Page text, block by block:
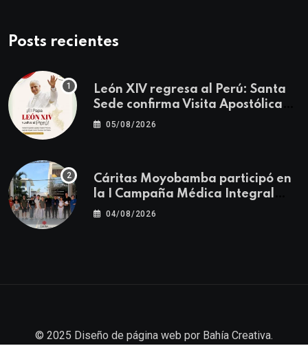
Posts recientes
León XIV regresa al Perú: Santa
Sede confirma Visita Apostólica
del 11 al 17 de noviembre
05/08/2026
Cáritas Moyobamba participó en
la I Campaña Médica Integral
Gratuita llevando salud y
04/08/2026
© 2025 Diseño de página web por Bahía Creativa.